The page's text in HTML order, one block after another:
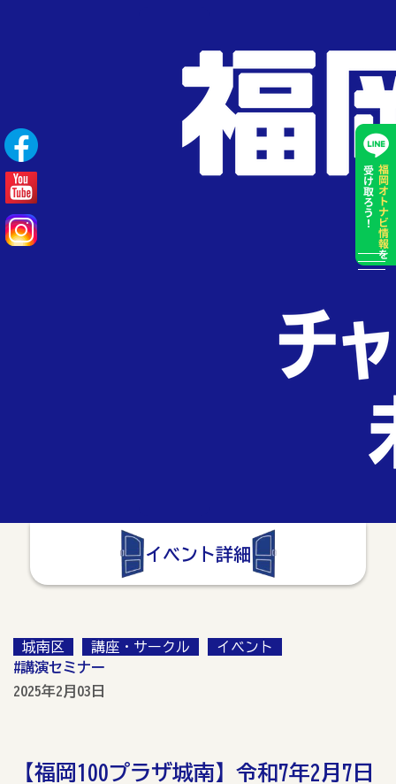
イベント詳細
城南区 講座・サークル
イベント
#講演セミナー
2025年2月03日
【福岡100プラザ城南】令和7年2月7日